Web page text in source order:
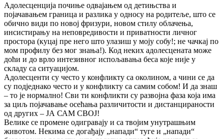
Адолесценција почиње одвајањем од детињства и
појачавањем граница и разлика у односу на родитеље, што се
обично види по новој фризури, новом стилу облачења,
инсистирању на неповредивости и приватности личног
простора (куцај пре него што улазиш у моју собу!; не чачкај по
мом профилу без мог знања!). Код неких адолесцената може
доћи и до врло интезивног испољавања беса које није у
складу са ситуацијом.
Адолесценти су често у конфликту са околином, а чини се да
су подједнако често и у конфликту са самим собом! И да знаш
– то је нормално! Сви ти конфликти су развојна фаза која има
за циљ појачавање осећања различитости и дистанцираности
од других – ЈА САМ СВОЈ!
Велике се промене одигравају и са твојим унутрашњим
животом. Некима се догађају „напади“ туге и „напади“